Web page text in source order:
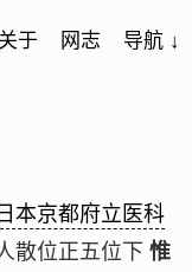
关于 网志 导航 ↓
日本京都府立医科
散位正五位下惟